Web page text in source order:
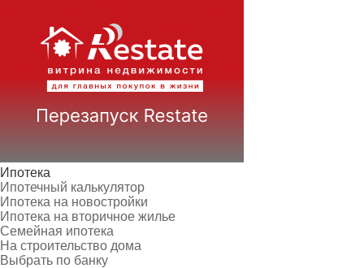
Ипотека
Ипотечный калькулятор
Ипотека на новостройки
Ипотека на вторичное жилье
Семейная ипотека
На строительство дома
Выбрать по банку